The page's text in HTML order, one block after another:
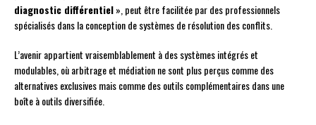
diagnostic différentiel», peut être facilitée par des professionnels
spécialisés dans la conception de systèmes de résolution des conflits.
L’avenir appartient vraisemblablement à des systèmes intégrés et
modulables, où arbitrage et médiation ne sont plus perçus comme des
alternatives exclusives mais comme des outils complémentaires dans une
boîte à outils diversifiée.